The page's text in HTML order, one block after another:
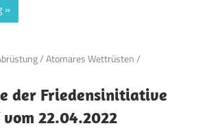
/Atomares Wettrüsten/
der Friedensinitiative
22.04.2022